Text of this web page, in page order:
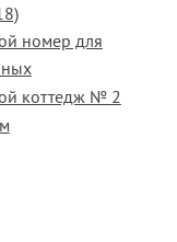
номер для
коттедж № 2